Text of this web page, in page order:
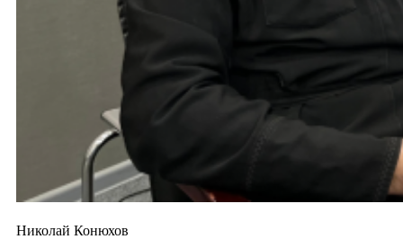
Николай Конюхов